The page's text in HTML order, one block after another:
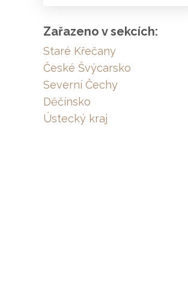
Zařazeno v sekcích:
Staré Křečany
České Švýcarsko
Severní Čechy
Děčínsko
Ústecký kraj